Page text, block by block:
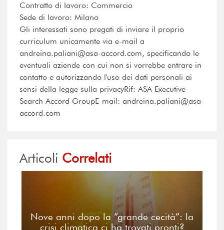
Contratto di lavoro: Commercio
Sede di lavoro: Milano
Gli interessati sono pregati di inviare il proprio
curriculum unicamente via e-mail a
andreina.paliani@asa-accord.com, specificando le
eventuali aziende con cui non si vorrebbe entrare in
contatto e autorizzando l'uso dei dati personali ai
sensi della legge sulla privacyRif: ASA Executive
Search Accord GroupE-mail: andreina.paliani@asa-
accord.com
Articoli Correlati
Nove anni dopo la “grande cecità”: la
crisi climatica ci ha trovati pronti?